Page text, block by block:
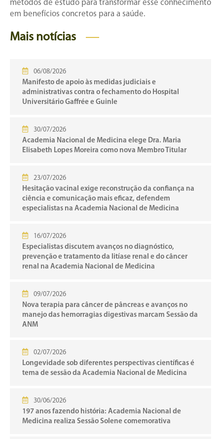
métodos de estudo para transformar esse conhecimento
em benefícios concretos para a saúde.
Mais notícias
06/08/2026
Manifesto de apoio às medidas judiciais e
administrativas contra o fechamento do Hospital
Universitário Gaffrée e Guinle
30/07/2026
Academia Nacional de Medicina elege Dra. Maria
Elisabeth Lopes Moreira como nova Membro Titular
23/07/2026
Hesitação vacinal exige reconstrução da confiança na
ciência e comunicação mais eficaz, defendem
especialistas na Academia Nacional de Medicina
16/07/2026
Especialistas discutem avanços no diagnóstico,
prevenção e tratamento da litíase renal e do câncer
renal na Academia Nacional de Medicina
09/07/2026
Nova terapia para câncer de pâncreas e avanços no
manejo das hemorragias digestivas marcam Sessão da
ANM
02/07/2026
Longevidade sob diferentes perspectivas científicas é
tema de sessão da Academia Nacional de Medicina
30/06/2026
197 anos fazendo história: Academia Nacional de
Medicina realiza Sessão Solene comemorativa